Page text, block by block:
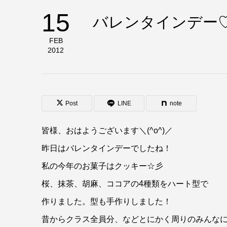
15
FEB
2012
バレンタインデ
Post LINE note
皆様、おはようございます＼(^o^)／
昨日はバレンタインデーでしたね！
私の今年のお菓子はクッキー☆彡
桜、抹茶、胡麻、ココアの4種類をハート型で
作りました。型も手作りしました！
昔からクラス全員分、などとにかく周りのみんな